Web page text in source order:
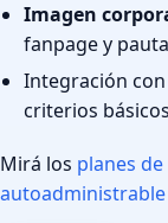
Imagen
fanpage y
Integración con
criterios
Mirá los planes
autoadministrable